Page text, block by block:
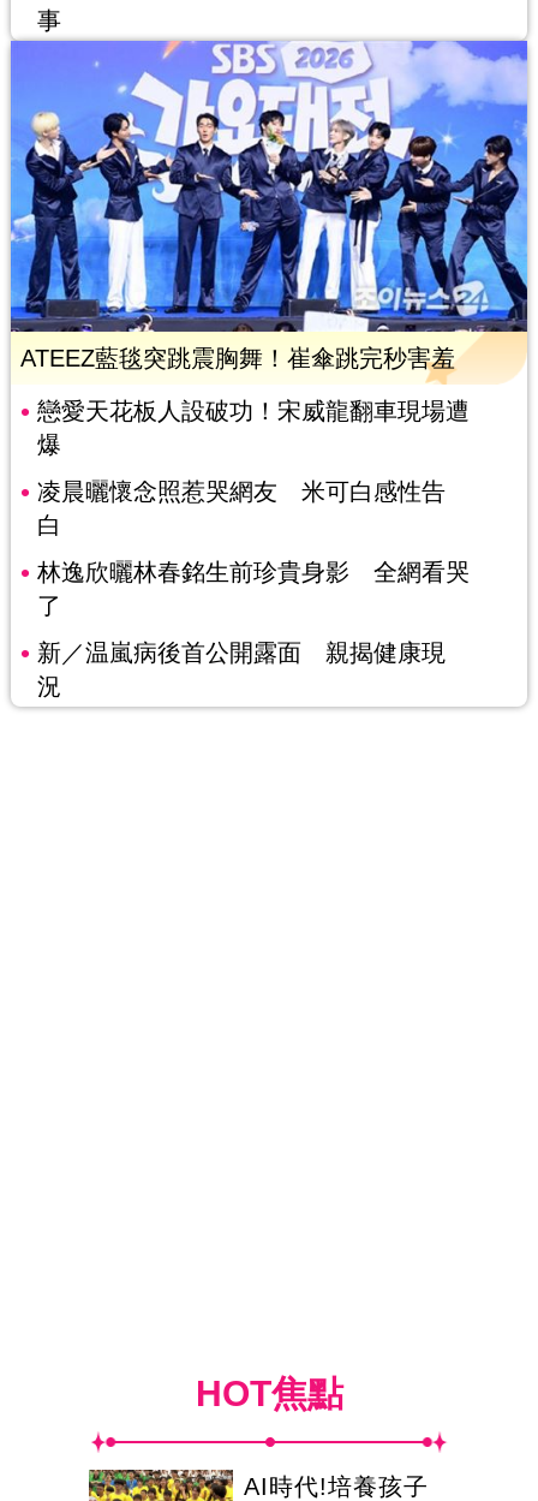
事
ATEEZ藍毯突跳震胸舞！崔傘跳完秒害羞
戀愛天花板人設破功！宋威龍翻車現場遭
爆
凌晨曬懷念照惹哭網友 米可白感性告
白
林逸欣曬林春銘生前珍貴身影 全網看哭
了
新／温嵐病後首公開露面 親揭健康現
況
HOT焦點
AI時代!培養孩子